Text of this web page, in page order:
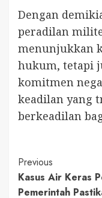
Dengan
peradilan
menunjukkan
hukum, tetapi
komitmen
keadilan yang
berkeadilan
Continue
Reading
Previous
Kasus Air Keras
Pemerintah